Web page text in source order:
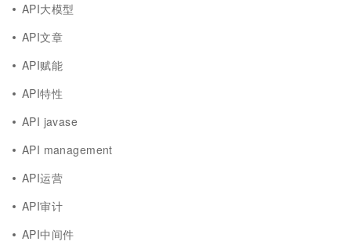
API大模型
API文章
API赋能
API特性
API javase
API management
API运营
API审计
API中间件